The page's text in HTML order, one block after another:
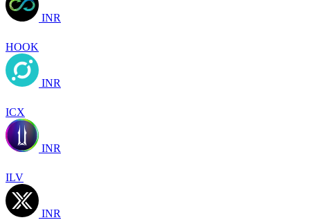
INR
HOOK
INR
ICX
INR
ILV
INR